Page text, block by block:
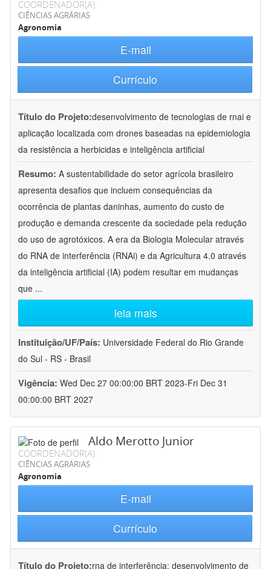
COORDENADOR(A)
CIÊNCIAS AGRÁRIAS
Agronomia
E-mail
Currículo
Título do Projeto:desenvolvimento de tecnologias de rnai e
aplicação localizada com drones baseadas na epidemiologia
da resistência a herbicidas e inteligência artificial
Resumo: A sustentabilidade do setor agrícola brasileiro
apresenta desafios que incluem consequências da
ocorrência de plantas daninhas, aumento do custo de
produção e demanda crescente da sociedade pela redução
do uso de agrotóxicos. A era da Biologia Molecular através
do RNA de interferência (RNAi) e da Agricultura 4.0 através
da inteligência artificial (IA) podem resultar em mudanças
que ...
leia mais
Instituição/UF/País: Universidade Federal do Rio Grande
do Sul - RS - Brasil
Vigência: Wed Dec 27 00:00:00 BRT 2023-Fri Dec 31
00:00:00 BRT 2027
Aldo Merotto Junior
COORDENADOR(A)
CIÊNCIAS AGRÁRIAS
Agronomia
E-mail
Currículo
Título do Projeto:rna de interferência: desenvolvimento de